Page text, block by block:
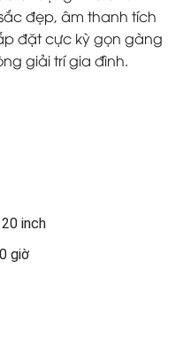
đẹp, âm thanh tích
đặt cực kỳ gọn gàng
giải trí gia đình.
inch
giờ